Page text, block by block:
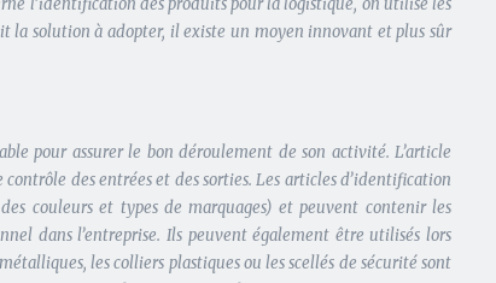
l’identification des produits pour la logistique, on utilise les
la solution à adopter, il existe un moyen innovant et plus sûr
pour assurer le bon déroulement de son activité. L’article
des entrées et des sorties. Les articles d’identification
couleurs et types de marquages) et peuvent contenir les
dans l’entreprise. Ils peuvent également être utilisés lors
les colliers plastiques ou les scellés de sécurité sont